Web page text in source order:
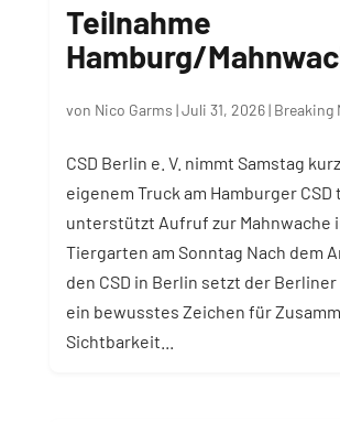
Teilnahme
Hamburg/
von Nico Garms |Juli 31, 2026| Breaking
CSD Berlin e. V. nimmt Samstag
eigenem Truck am Hamburger CSD
unterstützt Aufruf zur Mahnwache
Tiergarten am Sonntag Nach dem
den CSD in Berlin setzt der Berliner
ein bewusstes Zeichen für
Sichtbarkeit...